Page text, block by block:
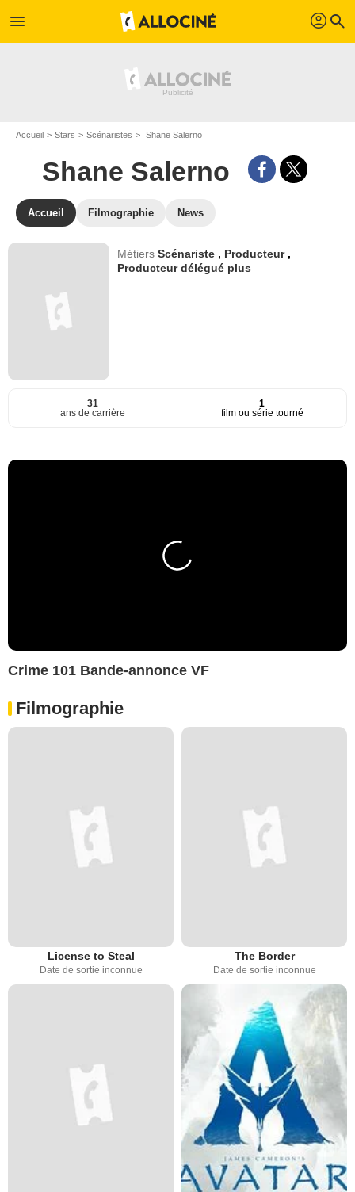
menu profil search
Accueil Stars Scénaristes Shane Salerno
Shane Salerno
Accueil Filmographie News
MétiersScénariste , Producteur ,
Producteur délégué plus
31
ans de carrière
1
film ou série tourné
Crime 101 Bande-annonce VF
Filmographie
License to Steal
Date de sortie inconnue
The Border
Date de sortie inconnue